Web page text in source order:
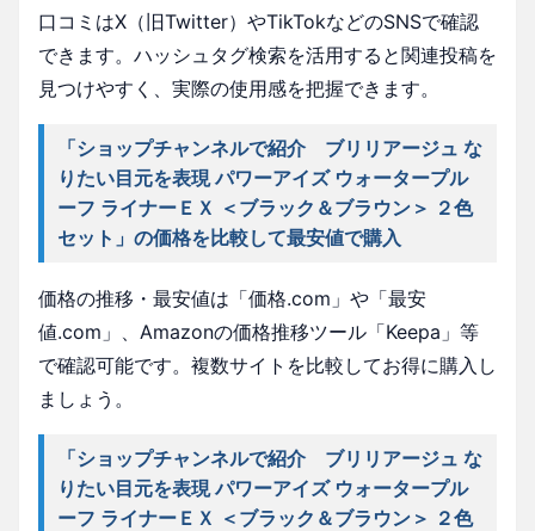
口コミはX（旧Twitter）やTikTokなどのSNSで確認
できます。ハッシュタグ検索を活用すると関連投稿を
見つけやすく、実際の使用感を把握できます。
「ショップチャンネルで紹介 ブリリアージュ な
りたい目元を表現 パワーアイズ ウォータープル
ーフ ライナーＥＸ ＜ブラック＆ブラウン＞ ２色
セット」の価格を比較して最安値で購入
価格の推移・最安値は「価格.com」や「最安
値.com」、Amazonの価格推移ツール「Keepa」等
で確認可能です。複数サイトを比較してお得に購入し
ましょう。
「ショップチャンネルで紹介 ブリリアージュ な
りたい目元を表現 パワーアイズ ウォータープル
ーフ ライナーＥＸ ＜ブラック＆ブラウン＞ ２色